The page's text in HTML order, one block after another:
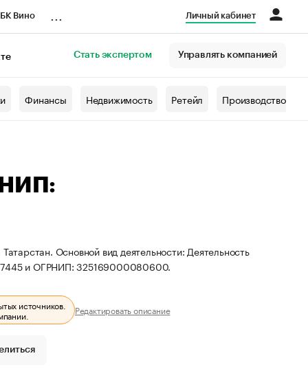
Вино Личный кабинет
Стать экспертом Управлять компанией
Финансы Недвижимость Ретейл Производство
Основной вид деятельности: Деятельность
и ОГРНИП: 325169000080600.
источников.
Редактировать описание